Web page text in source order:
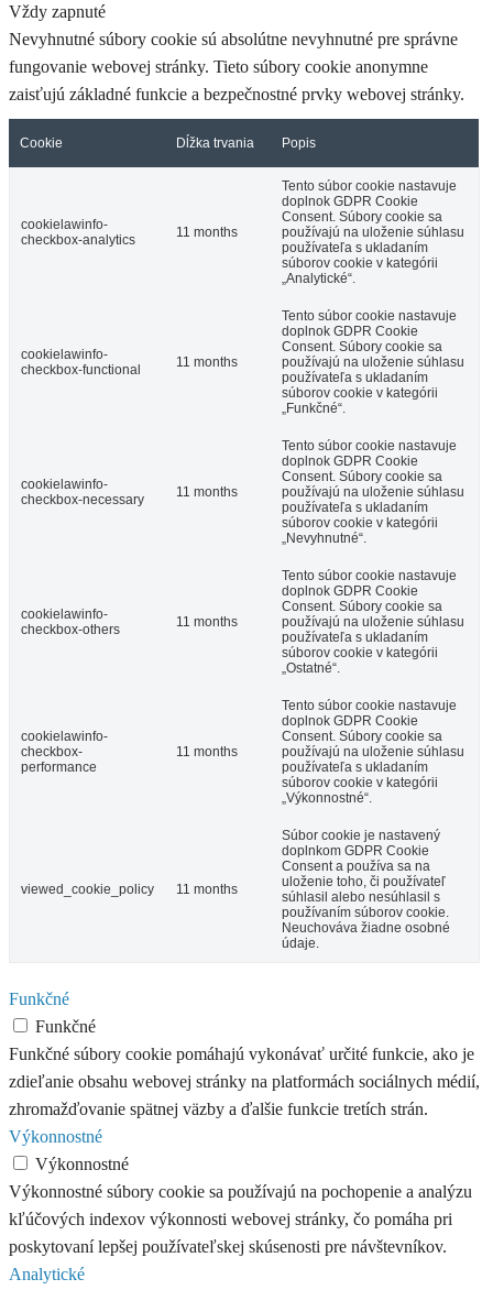
Vždy zapnuté
Nevyhnutné súbory cookie sú absolútne nevyhnutné pre správne
fungovanie webovej stránky. Tieto súbory cookie anonymne
zaisťujú základné funkcie a bezpečnostné prvky webovej stránky.
Cookie Dĺžka trvania Popis
cookielawinfo-
checkbox-analytics
11 months
Tento súbor cookie nastavuje
doplnok GDPR Cookie
Consent. Súbory cookie sa
používajú na uloženie súhlasu
používateľa s ukladaním
súborov cookie v kategórii
„Analytické“.
cookielawinfo-
checkbox-functional
11 months
Tento súbor cookie nastavuje
doplnok GDPR Cookie
Consent. Súbory cookie sa
používajú na uloženie súhlasu
používateľa s ukladaním
súborov cookie v kategórii
„Funkčné“.
cookielawinfo-
checkbox-necessary
11 months
Tento súbor cookie nastavuje
doplnok GDPR Cookie
Consent. Súbory cookie sa
používajú na uloženie súhlasu
používateľa s ukladaním
súborov cookie v kategórii
„Nevyhnutné“.
cookielawinfo-
checkbox-others
11 months
Tento súbor cookie nastavuje
doplnok GDPR Cookie
Consent. Súbory cookie sa
používajú na uloženie súhlasu
používateľa s ukladaním
súborov cookie v kategórii
„Ostatné“.
cookielawinfo-
checkbox-
performance
11 months
Tento súbor cookie nastavuje
doplnok GDPR Cookie
Consent. Súbory cookie sa
používajú na uloženie súhlasu
používateľa s ukladaním
súborov cookie v kategórii
„Výkonnostné“.
viewed_cookie_policy 11 months
Súbor cookie je nastavený
doplnkom GDPR Cookie
Consent a používa sa na
uloženie toho, či používateľ
súhlasil alebo nesúhlasil s
používaním súborov cookie.
Neuchováva žiadne osobné
údaje.
Funkčné
Funkčné
Funkčné súbory cookie pomáhajú vykonávať určité funkcie, ako je
zdieľanie obsahu webovej stránky na platformách sociálnych médií,
zhromažďovanie spätnej väzby a ďalšie funkcie tretích strán.
Výkonnostné
Výkonnostné
Výkonnostné súbory cookie sa používajú na pochopenie a analýzu
kľúčových indexov výkonnosti webovej stránky, čo pomáha pri
poskytovaní lepšej používateľskej skúsenosti pre návštevníkov.
Analytické